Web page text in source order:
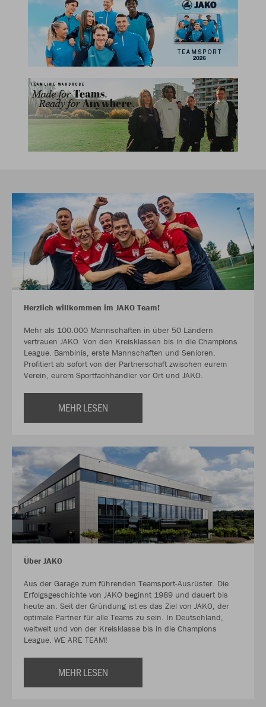
Herzlich willkommen im JAKO Team!
Mehr als 100.000 Mannschaften in über 50 Ländern
vertrauen JAKO. Von den Kreisklassen bis in die Champions
League. Bambinis, erste Mannschaften und Senioren.
Profitiert ab sofort von der Partnerschaft zwischen eurem
Verein, eurem Sportfachhändler vor Ort und JAKO.
MEHR LESEN
Über JAKO
Aus der Garage zum führenden Teamsport-Ausrüster. Die
Erfolgsgeschichte von JAKO beginnt 1989 und dauert bis
heute an. Seit der Gründung ist es das Ziel von JAKO, der
optimale Partner für alle Teams zu sein. In Deutschland,
weltweit und von der Kreisklasse bis in die Champions
League. WE ARE TEAM!
MEHR LESEN